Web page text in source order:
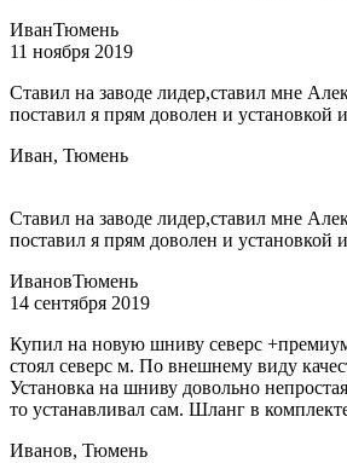
ИванТюмень
11 ноября 2019
Ставил на заводе лидер,ставил мне
поставил я прям доволен и установкой
Иван, Тюмень
Ставил на заводе лидер,ставил мне
поставил я прям доволен и установкой
ИвановТюмень
14 сентября 2019
Купил на новую шниву северс
стоял северс м. По внешнему виду
Установка на шниву довольно
то устанавливал сам. Шланг в
Иванов, Тюмень